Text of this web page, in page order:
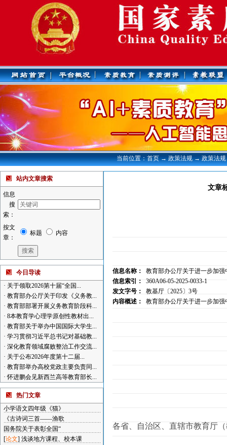
当前位置：首页 → 政策法规 → 政策法规
站内文章搜索
信息
搜
索：
按文
章：
标题 内容
今日导读
· 关于领取2026第十届“全国...
· 教育部办公厅关于印发《义务教...
· 教育部部署开展义务教育阶段科...
· 8本教育学心理学原创性教材出...
· 教育部关于举办中国国际大学生...
· 学习贯彻习近平总书记对基础教...
· 深化教育领域腐败整治工作交流...
· 关于公布2026年度第十二届...
· 教育部举办高校党政主要负责同...
· 怀进鹏会见新西兰高等教育部长...
热门文章
小学语文四年级《猫》
《古诗词三首——渔歌
国务院关于表彰全国“
[论文] 浅谈地方课程、校本课
文章
信息名称：
教育部办公厅关于进一步加
信息索引：
360A06-05-2025-0033-1
发文字号：
教基厅〔2025〕3号
内容概述：
教育部办公厅关于进一步加
各省、自治区、直辖市教育厅